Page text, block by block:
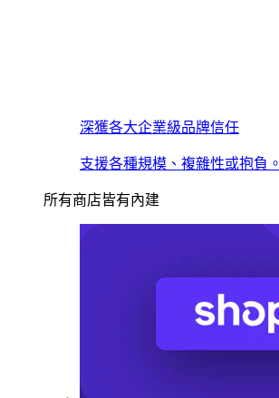
深獲各大企業級品牌信任
支援各種規模、複雜性或抱負。
所有商店皆有內建